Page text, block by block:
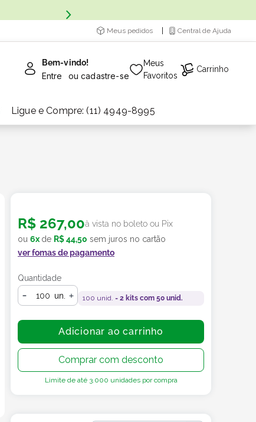
Meus pedidos Central de Ajuda
Bem-vindo!
Entre ou cadastre-se
Meus
Favoritos
Carrinho
Ligue e Compre: (11) 4949-8995
R$ 267,00à vista no boleto ou Pix
ou 6x de R$44,50 sem juros no cartão
ver fomas de pagamento
Quantidade
un.
100 unid. = 2 kits com 50 unid.
Adicionar ao carrinho
Comprar com desconto
Limite de até 3.000 unidades por compra